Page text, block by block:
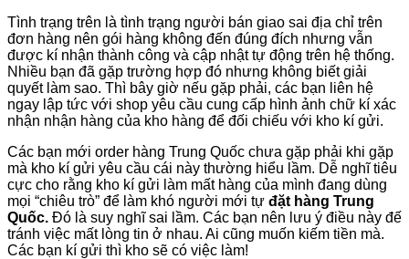
Tình trạng trên là tình trạng người bán giao sai địa chỉ trên
đơn hàng nên gói hàng không đến đúng đích nhưng vẫn
được kí nhận thành công và cập nhật tự động trên hệ thống.
Nhiều bạn đã gặp trường hợp đó nhưng không biết giải
quyết làm sao. Thì bây giờ nếu gặp phải, các bạn liên hệ
ngay lập tức với shop yêu cầu cung cấp hình ảnh chữ kí xác
nhận nhận hàng của kho hàng để đối chiếu với kho kí gửi.
Các bạn mới order hàng Trung Quốc chưa gặp phải khi gặp
mà kho kí gửi yêu cầu cái này thường hiểu lầm. Dễ nghĩ tiêu
cực cho rằng kho kí gửi làm mất hàng của mình đang dùng
mọi “chiêu trò” để làm khó người mới tự đặt hàng Trung
Quốc. Đó là suy nghĩ sai lầm. Các bạn nên lưu ý điều này đế
tránh việc mất lòng tin ở nhau. Ai cũng muốn kiếm tiền mà.
Các bạn kí gửi thì kho sẽ có việc làm!